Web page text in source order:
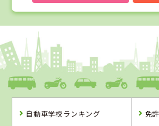
1
愛媛県
八幡浜自動車教習所
自動車学校ランキング 免